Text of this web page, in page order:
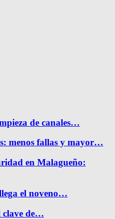
de canales…
menos fallas y mayor…
en Malagueño:
el noveno…
clave de…